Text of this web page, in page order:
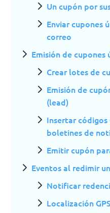
Un cupón por
Enviar cupones
correo
Emisión de cupones
Crear lotes de
Emisión de
(lead)
Insertar códigos
boletines de
Emitir cupón
Eventos al redimir
Notificar
Localización